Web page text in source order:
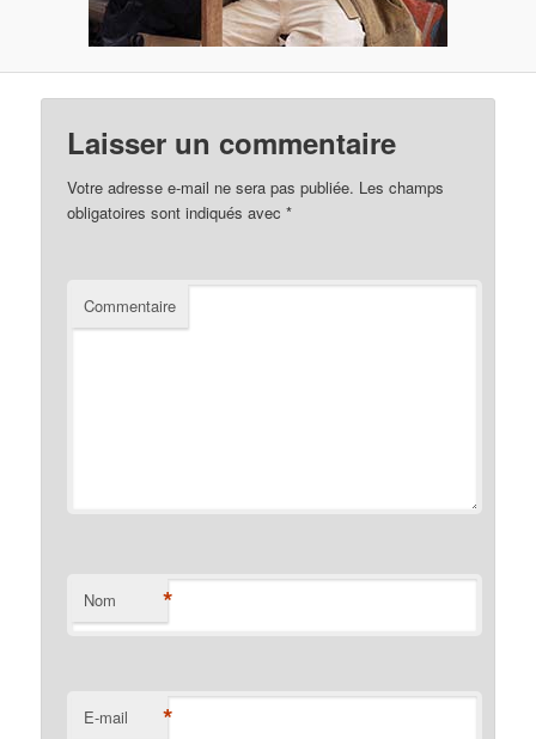
Laisser un commentaire
Votre adresse e-mail ne sera pas publiée. Les champs
obligatoires sont indiqués avec*
Commentaire
Nom *
E-mail *